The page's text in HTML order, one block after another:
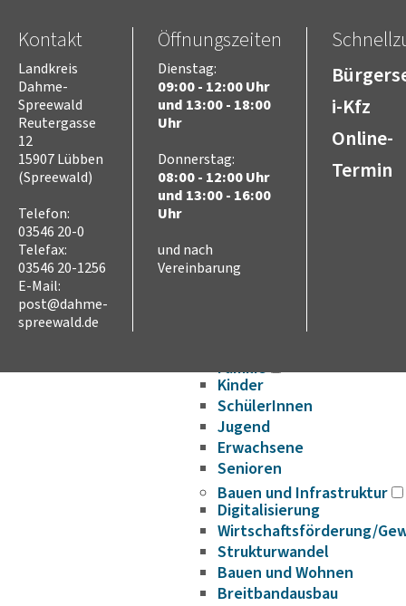
Jugend, Gesundheit,
Integration, Kultur und
Sport
Satzungen und Richtlinien
Amtsblätter
Ausschreibungen
Stellenausschreibungen
Wahlen
Karriere
Kreistag
Familie
Kinder
SchülerInnen
Jugend
Erwachsene
Senioren
Bauen und Infrastruktur
Digitalisierung
Wirtschaftsförderung/
Strukturwandel
Bauen und Wohnen
Breitbandausbau
Kontakt
Landkreis
Dahme-
Spreewald
Reutergasse
12
15907 Lübben
(Spreewald)
Telefon:
03546 20-0
Telefax:
03546 20-1256
E-Mail:
post@dahme-
spreewald.de
Öffnungszeiten
Dienstag:
09:00 - 12:00 Uhr
und 13:00 - 18:00
Uhr
Donnerstag:
08:00 - 12:00 Uhr
und 13:00 - 16:00
Uhr
und nach
Vereinbarung
i-Kfz
Online-
Termin